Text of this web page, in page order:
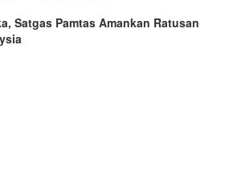
Satgas Pamtas Amankan Ratusan